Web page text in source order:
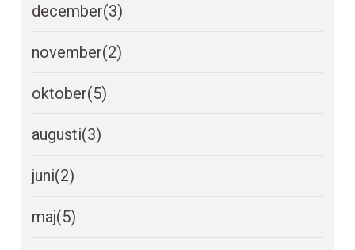
december(3)
november(2)
oktober(5)
augusti(3)
juni(2)
maj(5)